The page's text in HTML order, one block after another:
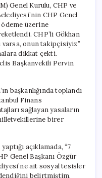
Pervin
Buldan
Araya
Girdi,
CHP
ve
AKP
Arasında
için
Genel Kurulu, CHP ve
CHP Genel
üzerine
CHP’li Gökhan
varsa, onun takipçisiyiz”
dikkat çekti.
Başkanvekili Pervin
başkanlığında toplandı
Finans
sağlayan yasaların
birer
açıklamada, “7
Genel Başkanı Özgür
ait sosyal tesisler
belirtmiştim.